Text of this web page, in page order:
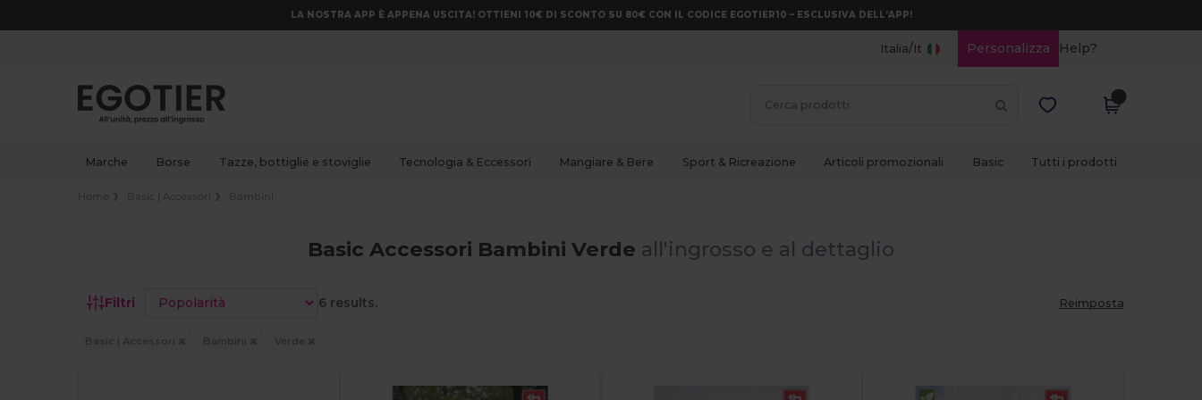
LA NOSTRA APP È APPENA USCITA! OTTIENI 10€ DI SCONTO SU 80€ CON IL CODICE EGOTIER10 – ESCLUSIVA DELL’APP!
Italia/It Personalizza Help?
Marche Borse Tazze, bottiglie e stoviglie Tecnologia & Eccessori Mangiare & Bere Sport & Ricreazione Articoli promozionali Basic Tutti i prodotti
Basic Accessori Bambini Verde all'ingrosso e al dettaglio
Filtri Ordina per 6 results. Reimposta